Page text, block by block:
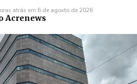
atrás em 6 de agosto de 2026
Acrenews